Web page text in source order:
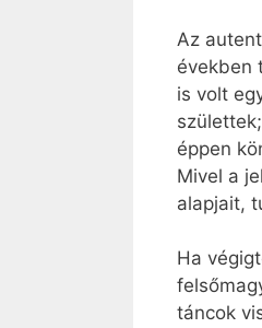
Az
években
is volt
éppen
Mivel a
alapjait,
Ha
táncok